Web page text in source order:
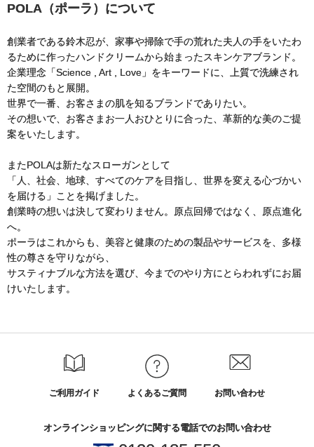
POLA（ポーラ）について
創業者である鈴木忍が、家事や掃除で手の荒れた夫人の手をいたわ
るために作ったハンドクリームから始まったスキンケアブランド。
企業理念「Science , Art , Love」をキーワードに、上質で洗練され
た空間のもと展開。
世界で一番、お客さまの肌を知るブランドでありたい。
その想いで、お客さまお一人おひとりに合った、革新的な美のご提
案をいたします。
またPOLAは新たなスローガンとして
「人、社会、地球、すべてのケアを目指し、世界を変える心づかい
を届ける」ことを掲げました。
創業時の想いは決して変わりません。原点回帰ではなく、原点進化
へ。
ポーラはこれからも、美容と健康のための製品やサービスを、多様
性の尊さを守りながら、
サスティナブルな方法を選び、今までのやり方にとらわれずにお届
けいたします。
ご利用ガイド よくあるご質問 お問い合わせ
オンラインショッピングに関する電話でのお問い合わせ